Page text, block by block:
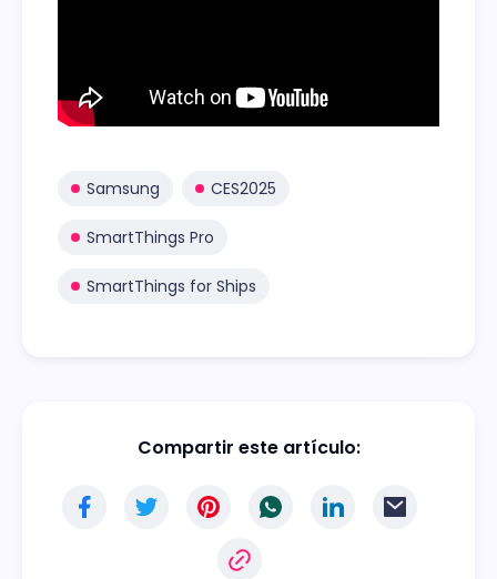
Samsung CES2025
SmartThings Pro
SmartThings for Ships
Compartir este artículo: